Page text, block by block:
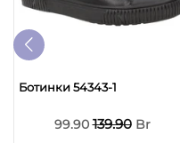
Ботинки 54343-1
99.90139.90Br